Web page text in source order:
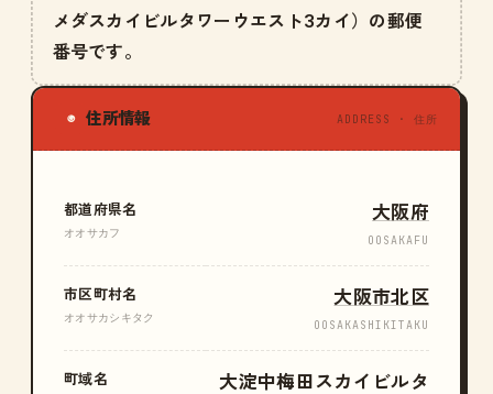
メダスカイビルタワーウエスト3カイ）の郵便
番号です。
◉ 住所情報 ADDRESS · 住所
都道府県名
オオサカフ
大阪府
OOSAKAFU
市区町村名
オオサカシキタク
大阪市北区
OOSAKASHIKITAKU
町域名
大淀中梅田スカイビルタ